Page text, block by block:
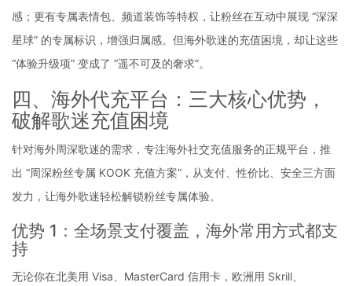
感；更有专属表情包、频道装饰等特权，让粉丝在互动中展现 “深深
星球” 的专属标识，增强归属感。但海外歌迷的充值困境，却让这些
“体验升级项” 变成了 “遥不可及的奢求”。
四、海外代充平台：三大核心优势，
破解歌迷充值困境
针对海外周深歌迷的需求，专注海外社交充值服务的正规平台，推
出 “周深粉丝专属 KOOK 充值方案”，从支付、性价比、安全三方面
发力，让海外歌迷轻松解锁粉丝专属体验。
优势 1：全场景支付覆盖，海外常用方式都支
持
无论你在北美用 Visa、MasterCard 信用卡，欧洲用 Skrill、